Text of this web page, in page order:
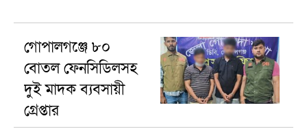
গোপালগঞ্জে ৮০
বোতল ফেনসিডিলসহ
দুই মাদক ব্যবসায়ী
গ্রেপ্তার